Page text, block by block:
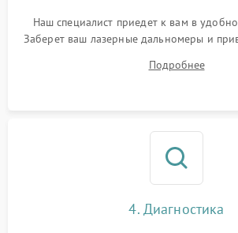
Наш специалист приедет к вам в
Заберет ваш лазерные дальномеры и
Подробнее
4. Диагностика